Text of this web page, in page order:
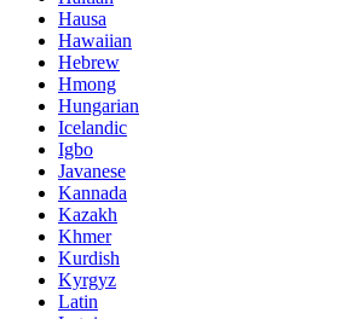
Hausa
Hawaiian
Hebrew
Hmong
Hungarian
Icelandic
Igbo
Javanese
Kannada
Kazakh
Khmer
Kurdish
Kyrgyz
Latin